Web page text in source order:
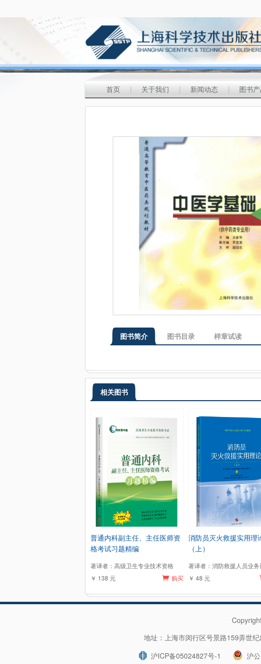
首页 | 关于我们 | 新闻动态 | 图书
图书简介 图书目录 样章试读
相关图书
普通内科副主任、主任医师资
格考试习题精编
著译者：高级卫生专业技术资格
￥ 138 元
购买
消防员灭火救援实用理
（上）
著译者：消防救援人员业务
￥ 48 元
地址：上海市闵行区号景路159弄
沪ICP备05024827号-1
沪